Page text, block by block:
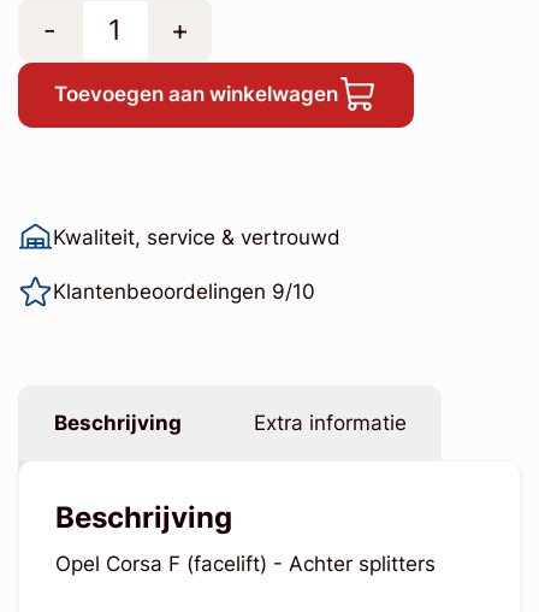
- +
Toevoegen aan winkelwagen
Kwaliteit, service & vertrouwd
Klantenbeoordelingen 9/10
Beschrijving Extra informatie
Beschrijving
Opel Corsa F (facelift) - Achter splitters